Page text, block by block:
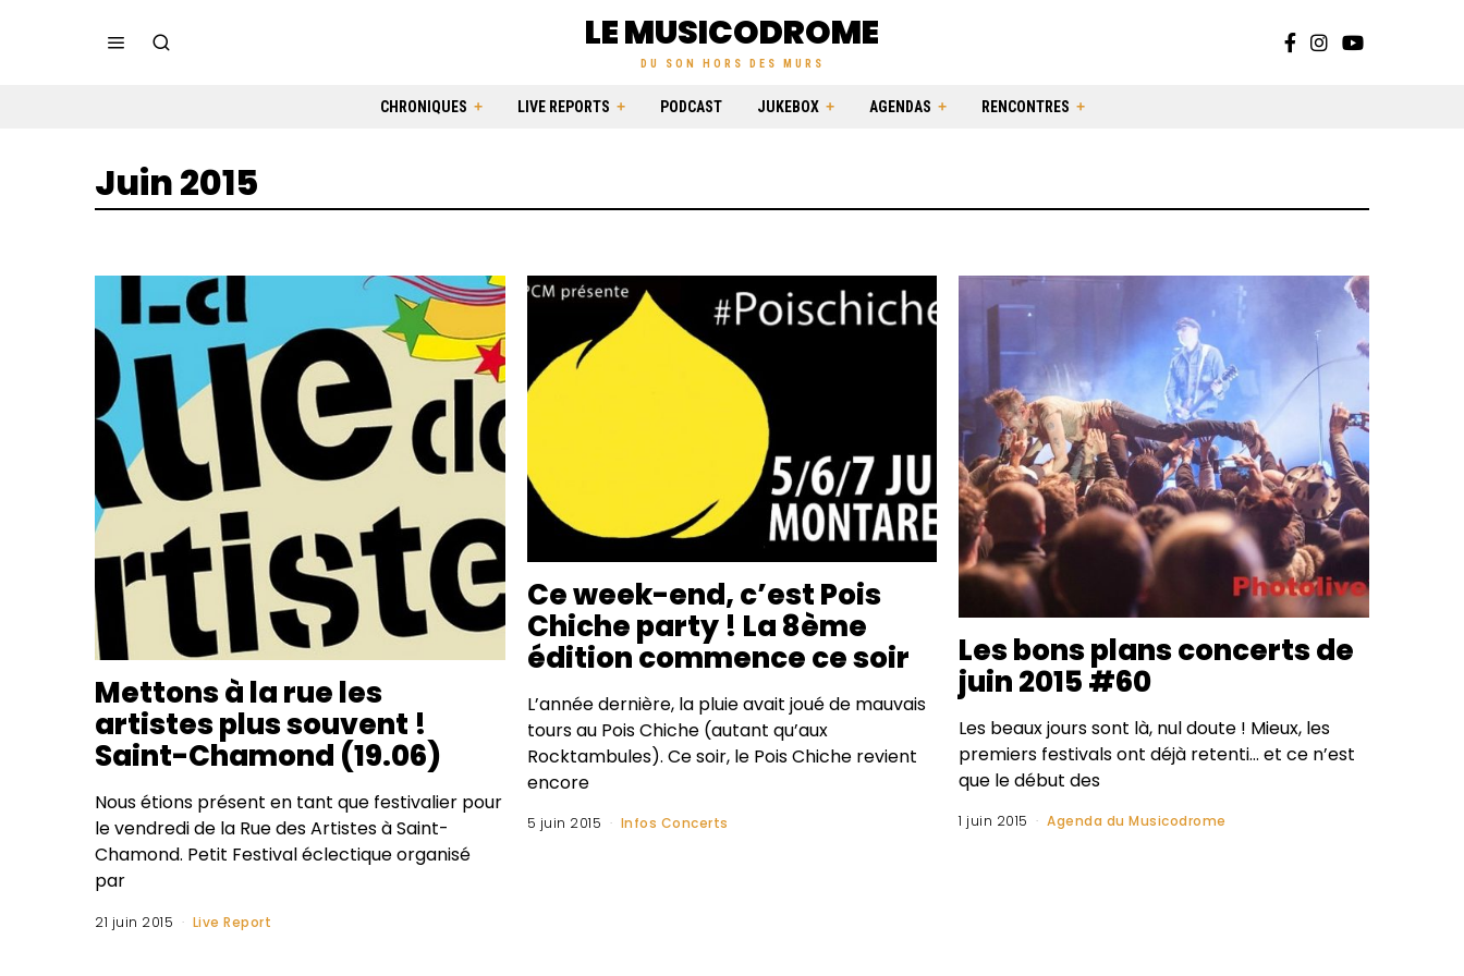
LE MUSICODROME
DU SON HORS DES MURS
CHRONIQUES LIVE REPORTS PODCAST JUKEBOX AGENDAS RENCONTRES
Juin 2015
Mettons à la rue les
artistes plus souvent !
Saint-Chamond (19.06)
Nous étions présent en tant que festivalier pour
le vendredi de la Rue des Artistes à Saint-
Chamond. Petit Festival éclectique organisé
par
21 juin 2015 Live Report
Ce week-end, c’est Pois
Chiche party ! La 8ème
édition commence ce soir
L’année dernière, la pluie avait joué de mauvais
tours au Pois Chiche (autant qu’aux
Rocktambules). Ce soir, le Pois Chiche revient
encore
5 juin 2015 Infos Concerts
Les bons plans concerts de
juin 2015 #60
Les beaux jours sont là, nul doute ! Mieux, les
premiers festivals ont déjà retenti… et ce n’est
que le début des
1 juin 2015 Agenda du Musicodrome